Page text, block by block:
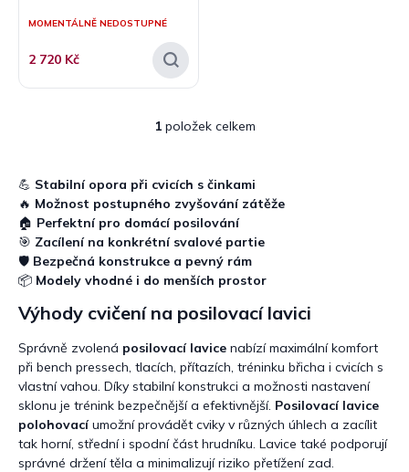
MOMENTÁLNĚ NEDOSTUPNÉ
2 720 Kč
O
á
d
a
c
í
p
r
v
k
y
v
ý
p
i
s
u
1položek celkem
💪 Stabilní opora při cvicích s činkami
🔥 Možnost postupného zvyšování zátěže
🏠 Perfektní pro domácí posilování
🎯 Zacílení na konkrétní svalové partie
🛡️ Bezpečná konstrukce a pevný rám
📦 Modely vhodné i do menších prostor
Výhody cvičení na posilovací lavici
Správně zvolená posilovací lavice nabízí maximální komfort
při bench pressech, tlacích, přítazích, tréninku břicha i cvicích s
vlastní vahou. Díky stabilní konstrukci a možnosti nastavení
sklonu je trénink bezpečnější a efektivnější. Posilovací lavice
polohovacíumožní provádět cviky v různých úhlech a zacílit
tak horní, střední i spodní část hrudníku. Lavice také podporují
správné držení těla a minimalizují riziko přetížení zad.